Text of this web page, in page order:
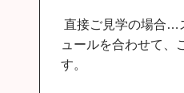
直接ご見学の場合…
ュールを合わせて、
す。